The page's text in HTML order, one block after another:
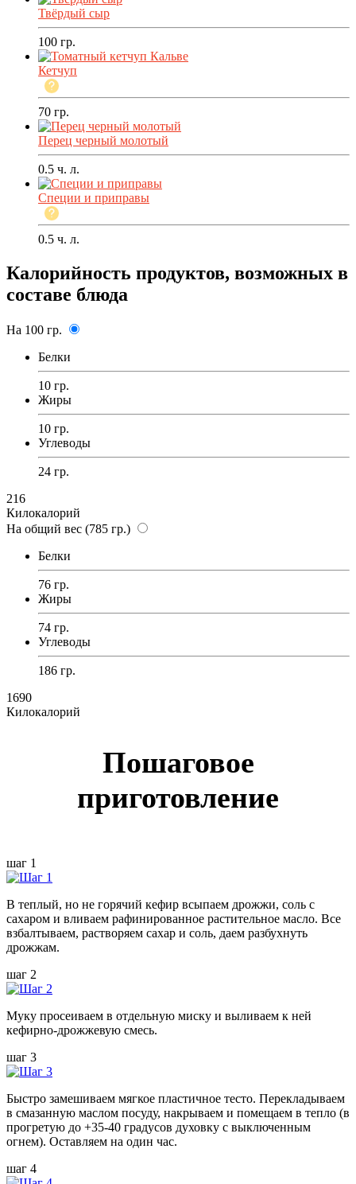
Твёрдый сыр
100 гр.
Кетчуп
70 гр.
Перец черный молотый
0.5 ч. л.
Специи и приправы
0.5 ч. л.
Калорийность продуктов, возможных в
составе блюда
На 100 гр.
Белки
10 гр.
Жиры
10 гр.
Углеводы
24 гр.
216
Килокалорий
На общий вес (785 гр.)
Белки
76 гр.
Жиры
74 гр.
Углеводы
186 гр.
1690
Килокалорий
Пошаговое
приготовление
шаг 1
В теплый, но не горячий кефир всыпаем дрожжи, соль с
сахаром и вливаем рафинированное растительное масло. Все
взбалтываем, растворяем сахар и соль, даем разбухнуть
дрожжам.
шаг 2
Муку просеиваем в отдельную миску и выливаем к ней
кефирно-дрожжевую смесь.
шаг 3
Быстро замешиваем мягкое пластичное тесто. Перекладываем
в смазанную маслом посуду, накрываем и помещаем в тепло (в
прогретую до +35-40 градусов духовку с выключенным
огнем). Оставляем на один час.
шаг 4